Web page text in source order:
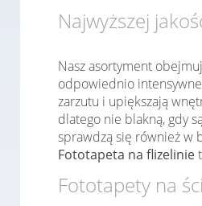
Najwyższej
Nasz asortyment
odpowiednio
zarzutu i upiększają
dlatego nie blakną, gdy
sprawdzą się również w
Fototapeta na flizelinie
Fototapety na